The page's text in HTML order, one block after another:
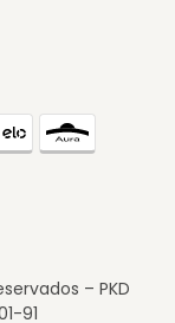
– PKD
91